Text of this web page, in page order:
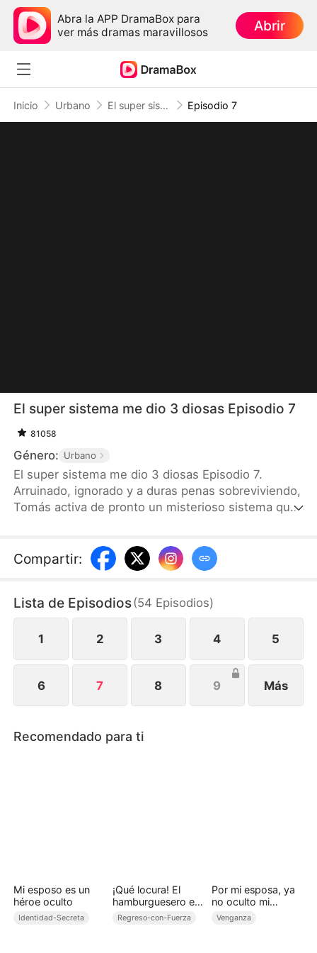
Abra la APP DramaBox para
ver más dramas maravillosos
Abrir
Inicio Urbano El super sistema me dio 3 diosas Episodio 7
El super sistema me dio 3 diosas Episodio 7
81058
Género: Urbano
El super sistema me dio 3 diosas Episodio 7.
Arruinado, ignorado y a duras penas sobreviviendo,
Tomás activa de pronto un misterioso sistema que
incluidas tres diosas del campus que comienzan a
competir por su atención.
Compartir:
Lista de Episodios(54 Episodios)
1 2 3 4 5
6 7 8 9 Más
Recomendado para ti
Mi esposo es un
héroe oculto
Identidad-Secreta
¡Qué locura! El
hamburguesero es
el dueño
Regreso-con-Fuerza
Por mi esposa, ya
no oculto mi
identidad
Venganza